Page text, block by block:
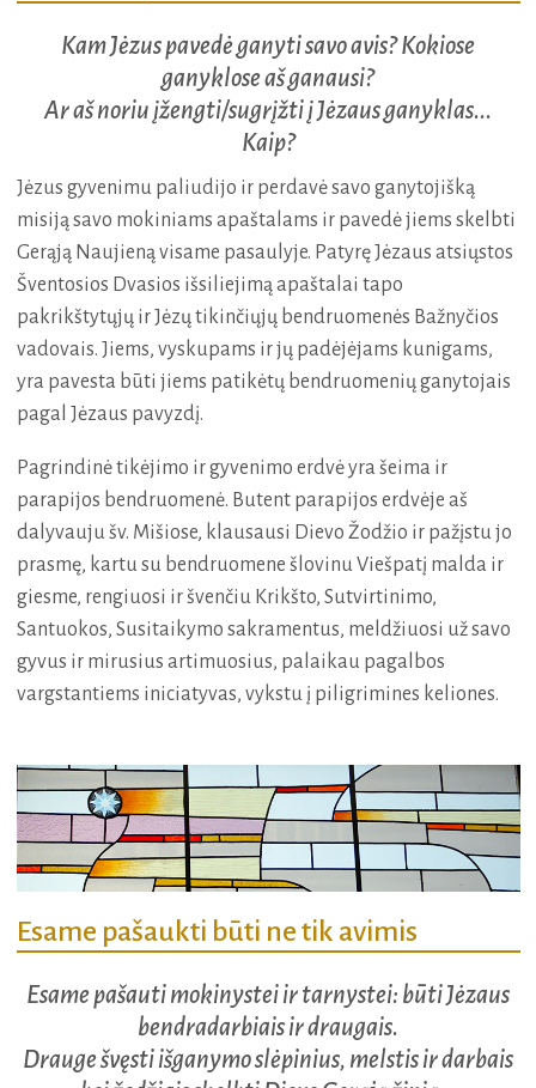
Kam Jėzus pavedė ganyti savo avis? Kokiose
ganyklose aš ganausi?
Ar aš noriu įžengti/sugrįžti į Jėzaus ganyklas...
Kaip?
Jėzus gyvenimu paliudijo ir perdavė savo ganytojišką
misiją savo mokiniams apaštalams ir pavedė jiems skelbti
Gerąją Naujieną visame pasaulyje. Patyrę Jėzaus atsiųstos
Šventosios Dvasios išsiliejimą apaštalai tapo
pakrikštytųjų ir Jėzų tikinčiųjų bendruomenės Bažnyčios
vadovais. Jiems, vyskupams ir jų padėjėjams kunigams,
yra pavesta būti jiems patikėtų bendruomenių ganytojais
pagal Jėzaus pavyzdį.
Pagrindinė tikėjimo ir gyvenimo erdvė yra šeima ir
parapijos bendruomenė. Butent parapijos erdvėje aš
dalyvauju šv. Mišiose, klausausi Dievo Žodžio ir pažįstu jo
prasmę, kartu su bendruomene šlovinu Viešpatį malda ir
giesme, rengiuosi ir švenčiu Krikšto, Sutvirtinimo,
Santuokos, Susitaikymo sakramentus, meldžiuosi už savo
gyvus ir mirusius artimuosius, palaikau pagalbos
vargstantiems iniciatyvas, vykstu į piligrimines keliones.
Esame pašaukti būti ne tik avimis
Esame pašauti mokinystei ir tarnystei: būti Jėzaus
bendradarbiais ir draugais.
Drauge švęsti išganymo slėpinius, melstis ir darbais